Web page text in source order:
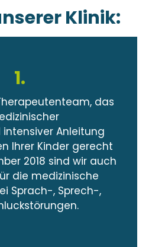
Klinik:
1.
das
Anleitung
Ihrer Kinder gerecht
2018 sind wir auch
die medizinische
Sprach-, Sprech-,